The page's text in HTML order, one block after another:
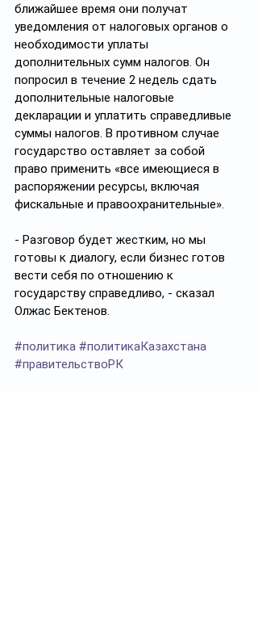
ближайшее время они получат
уведомления от налоговых органов о
необходимости уплаты
дополнительных сумм налогов. Он
попросил в течение 2 недель сдать
дополнительные налоговые
декларации и уплатить справедливые
суммы налогов. В противном случае
государство оставляет за собой
право применить «все имеющиеся в
распоряжении ресурсы, включая
фискальные и правоохранительные».
- Разговор будет жестким, но мы
готовы к диалогу, если бизнес готов
вести себя по отношению к
государству справедливо, - сказал
Олжас Бектенов.
#политика #политикаКазахстана
#правительствоРК